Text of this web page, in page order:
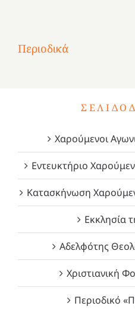
Περιοδικά
1821
Δεκέμβριος
2023!
Μάιος
2023!
Μάρτιος
2023!
Χαρούμενοι
Εντευκτήριο
Κατασκήνωση
Εκκλησία
Αδελφότης
Χριστιανική
Περιοδικό